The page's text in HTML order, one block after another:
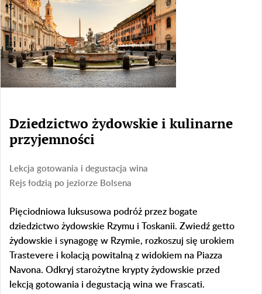
Dziedzictwo żydowskie i kulinarne
przyjemności
Lekcja gotowania i degustacja wina
Rejs łodzią po jeziorze Bolsena
Pięciodniowa luksusowa podróż przez bogate
dziedzictwo żydowskie Rzymu i Toskanii. Zwiedź getto
żydowskie i synagogę w Rzymie, rozkoszuj się urokiem
Trastevere i kolacją powitalną z widokiem na Piazza
Navona. Odkryj starożytne krypty żydowskie przed
lekcją gotowania i degustacją wina we Frascati.